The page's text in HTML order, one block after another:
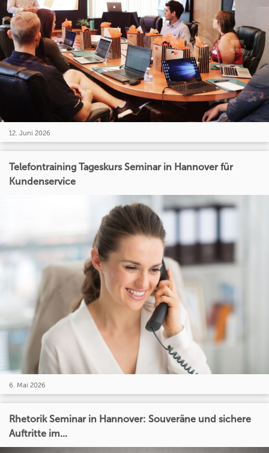
12. Juni 2026
Telefontraining Tageskurs Seminar in Hannover für
Kundenservice
6. Mai 2026
Rhetorik Seminar in Hannover: Souveräne und sichere
Auftritte im...